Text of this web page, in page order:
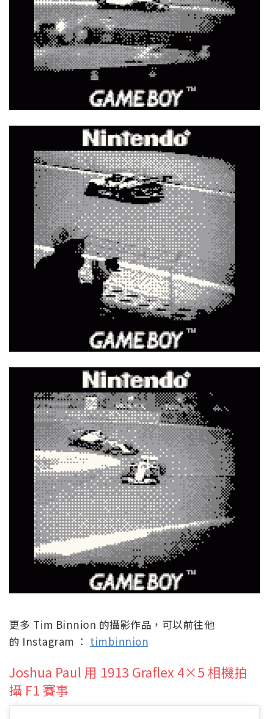
更多 Tim Binnion 的攝影作品，可以前往他
的 Instagram ： timbinnion
Joshua Paul 用 1913 Graflex 4×5 相機拍
攝 F1 賽事